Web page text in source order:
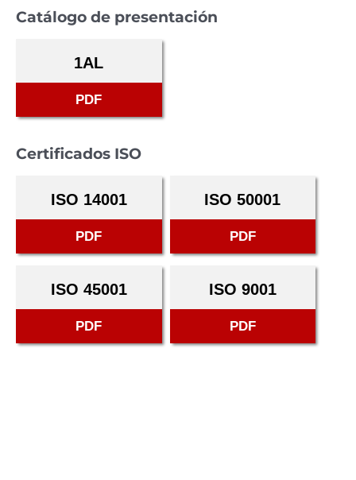
Catálogo de presentación
1AL
PDF
Certificados ISO
ISO 14001
PDF
ISO 50001
PDF
ISO 45001
PDF
ISO 9001
PDF